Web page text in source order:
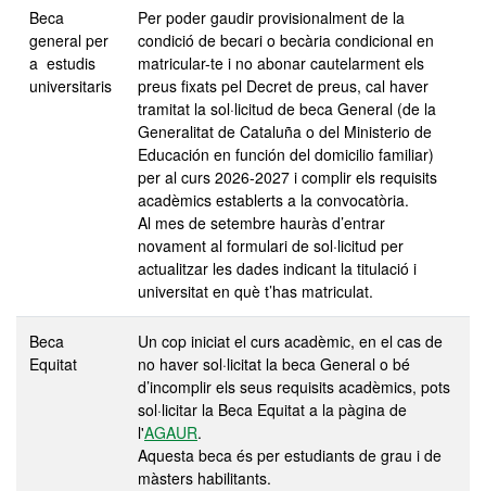
Beca
general per
a estudis
universitaris
Per poder gaudir provisionalment de la
condició de becari o becària condicional en
matricular-te i no abonar cautelarment els
preus fixats pel Decret de preus, cal haver
tramitat la sol·licitud de beca General (de la
Generalitat de Cataluña o del Ministerio de
Educación en función del domicilio familiar)
per al curs 2026-2027 i complir els requisits
acadèmics establerts a la convocatòria.
Al mes de setembre hauràs d’entrar
novament al formulari de sol·licitud per
actualitzar les dades indicant la titulació i
universitat en què t’has matriculat.
Beca
Equitat
Un cop iniciat el curs acadèmic, en el cas de
no haver sol·licitat la beca General o bé
d’incomplir els seus requisits acadèmics, pots
sol·licitar la Beca Equitat a la pàgina de
l'AGAUR.
Aquesta beca és per estudiants de grau i de
màsters habilitants.